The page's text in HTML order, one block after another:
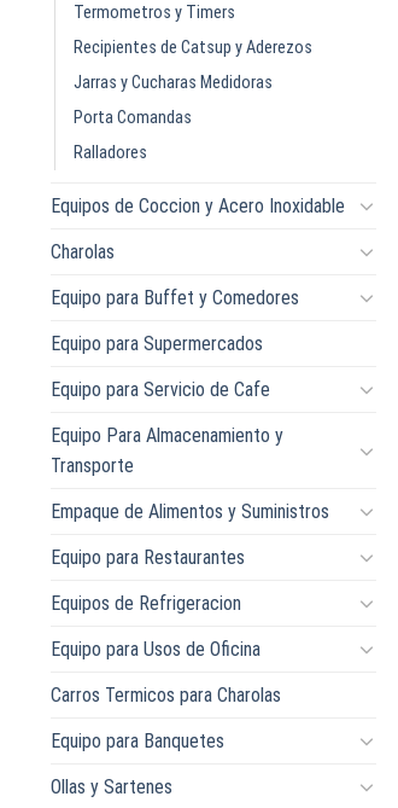
Termometros y Timers
Recipientes de Catsup y Aderezos
Jarras y Cucharas Medidoras
Porta Comandas
Ralladores
Equipos de Coccion y Acero Inoxidable
Charolas
Equipo para Buffet y Comedores
Equipo para Supermercados
Equipo para Servicio de Cafe
Equipo Para Almacenamiento y
Transporte
Empaque de Alimentos y Suministros
Equipo para Restaurantes
Equipos de Refrigeracion
Equipo para Usos de Oficina
Carros Termicos para Charolas
Equipo para Banquetes
Ollas y Sartenes